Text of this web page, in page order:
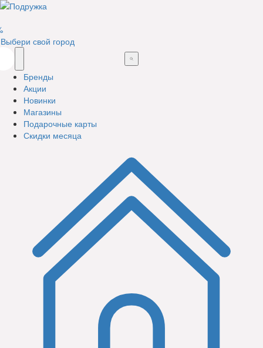
Выбери свой город
Бренды
Акции
Новинки
Магазины
Подарочные карты
Скидки месяца